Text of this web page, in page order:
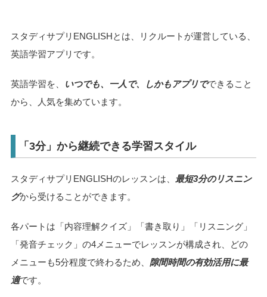
スタディサプリENGLISHとは、リクルートが運営している、
英語学習アプリです。
英語学習を、 いつでも、一人で、しかもアプリでできること
から、人気を集めています。
「3分」から継続できる学習スタイル
スタディサプリENGLISHのレッスンは、 最短3分のリスニン
グから受けることができます。
各パートは「内容理解クイズ」「書き取り」「リスニング」
「発音チェック」の4メニューでレッスンが構成され、どの
メニューも5分程度で終わるため、 隙間時間の有効活用に最
適です。